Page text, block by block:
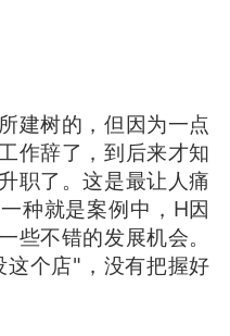
建树的，但因为一点
作辞了，到后来才知
职了。这是最让人痛
种就是案例中，H因
些不错的发展机会。
个店"，没有把握好